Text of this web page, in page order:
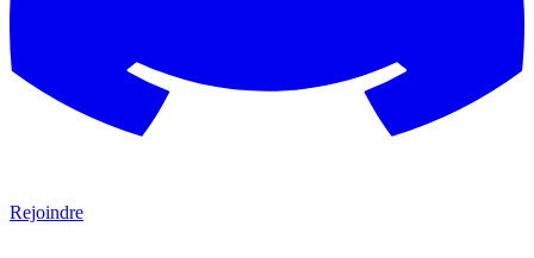
Rejoindre